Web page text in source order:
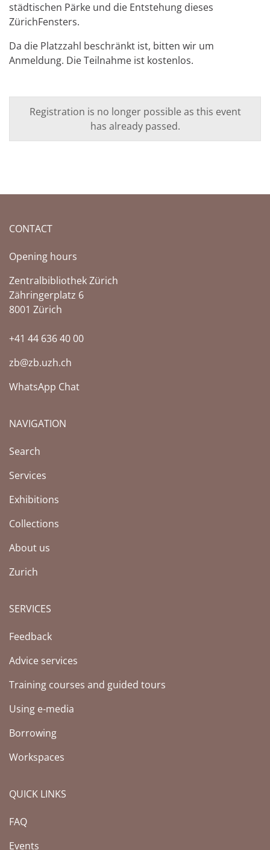
städtischen Pärke und die Entstehung dieses
ZürichFensters.
Da die Platzzahl beschränkt ist, bitten wir um
Anmeldung. Die Teilnahme ist kostenlos.
Registration is no longer possible as this event
has already passed.
CONTACT
Opening hours
Zentralbibliothek Zürich
Zähringerplatz 6
8001 Zürich
+41 44 636 40 00
zb@zb.uzh.ch
WhatsApp Chat
NAVIGATION
Search
Services
Exhibitions
Collections
About us
Zurich
SERVICES
Feedback
Advice services
Training courses and guided tours
Using e-media
Borrowing
Workspaces
QUICK LINKS
FAQ
Events